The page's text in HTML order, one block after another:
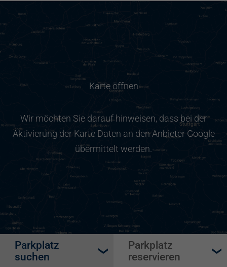
Karte öffnen
Wir möchten Sie darauf hinweisen, dass bei der
Aktivierung der Karte Daten an den Anbieter Google
übermittelt werden.
Parkplatz
suchen
Parkplatz
reservieren